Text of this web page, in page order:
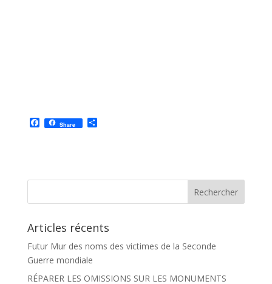
F
a
o
Share P
e
Articles récents
Futur Mur des noms des victimes de la Seconde
Guerre mondiale
RÉPARER LES OMISSIONS SUR LES MONUMENTS